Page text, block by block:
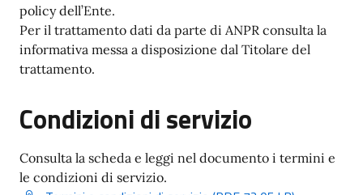
policy dell’Ente.
Per il trattamento dati da parte di ANPR consulta la
informativa messa a disposizione dal Titolare del
trattamento.
Condizioni di servizio
Consulta la scheda e leggi nel documento i termini e
le condizioni di servizio.